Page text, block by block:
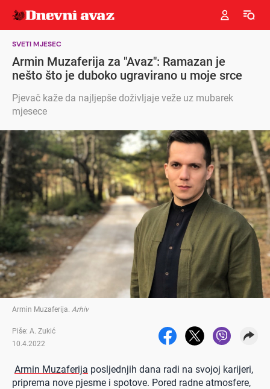
SVETI MJESEC
Armin Muzaferija za "Avaz": Ramazan je
nešto što je duboko ugravirano u moje srce
Pjevač kaže da najljepše doživljaje veže uz mubarek
mjesece
Armin Muzaferija Arhiv
Piše: A. Zukić
10.4.2022
Armin Muzaferija posljednjih dana radi na svojoj karijeri,
priprema nove pjesme i spotove. Pored radne atmosfere,